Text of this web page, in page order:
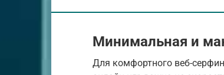
Минимальная и
Для комфортного веб-